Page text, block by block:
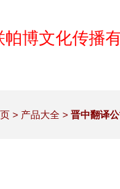
博文化传播
> 产品大全 > 晋中翻译